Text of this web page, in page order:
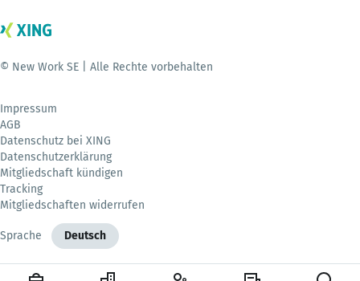
© New Work SE | Alle Rechte vorbehalten
Impressum
AGB
Datenschutz bei XING
Datenschutzerklärung
Mitgliedschaft kündigen
Tracking
Mitgliedschaften widerrufen
Sprache Deutsch